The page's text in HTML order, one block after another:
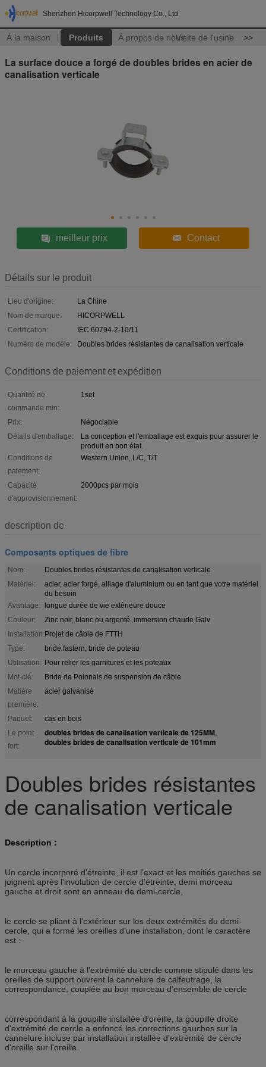
Shenzhen Hicorpwell Technology Co., Ltd
À la maison Produits À propos de nousVisite de l'usine >>
La surface douce a forgé de doubles brides en acier de
canalisation verticale
meilleur prix Contact
Détails sur le produit
Lieu d'origine:
La Chine
Nom de marque:
HICORPWELL
Certification:
IEC 60794-2-10/11
Numéro de modèle:
Doubles brides résistantes de canalisation verticale
Conditions de paiement et expédition
Quantité de
commande min:
1set
Prix:
Négociable
Détails d'emballage:
La conception et l'emballage est exquis pour assurer le
produit en bon état.
Conditions de
paiement:
Western Union, L/C, T/T
Capacité
d'approvisionnement:
2000pcs par mois
description de
Composants optiques de fibre
Nom:
Doubles brides résistantes de canalisation verticale
Matériel:
acier, acier forgé, alliage d'aluminium ou en tant que votre matériel
du besoin
Avantage:
longue durée de vie extérieure douce
Couleur:
Zinc noir, blanc ou argenté, immersion chaude Galv
Installation:Projet de câble de FTTH
Type:
bride fastern, bride de poteau
Utilisation: Pour relier les garnitures et les poteaux
Mot-clé:
Bride de Polonais de suspension de câble
Matière
première:
acier galvanisé
Paquet:
cas en bois
Le point
fort:
doubles brides de canalisation verticale de 125MM,
doubles brides de canalisation verticale de 101mm
Doubles brides résistantes
de canalisation verticale
Description :
Un cercle incorporé d'étreinte, il est l'exact et les moitiés gauches se
joignent après l'involution de cercle d'étreinte, demi morceau
gauche et droit sont en anneau de demi-cercle,
le cercle se pliant à l'extérieur sur les deux extrémités du demi-
cercle, qui a formé les oreilles d'une installation, dont le caractère
est :
le morceau gauche à l'extrémité du cercle comme stipulé dans les
oreilles de support ouvrent la cannelure de calfeutrage, la
correspondance, couplée au bon morceau d'ensemble de cercle
correspondant à la goupille installée d'oreille, la goupille droite
d'extrémité de cercle a enfoncé les corrections gauches sur la
cannelure incluse par installation installée d'extrémité de cercle
d'oreille sur l'oreille.